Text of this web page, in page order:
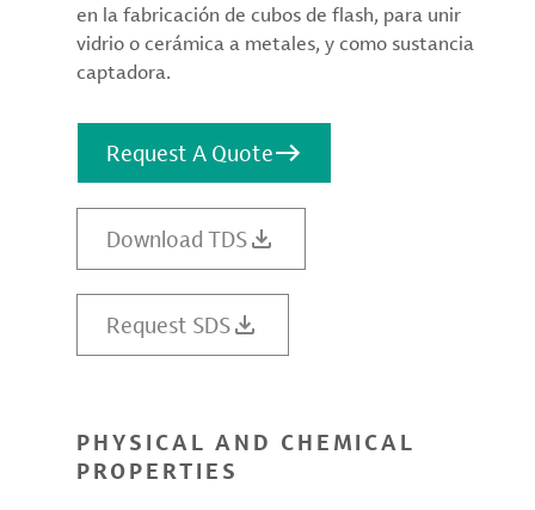
en la fabricación de cubos de flash, para unir
vidrio o cerámica a metales, y como sustancia
captadora.
Request A Quote
Download TDS
Request SDS
PHYSICAL AND CHEMICAL
PROPERTIES